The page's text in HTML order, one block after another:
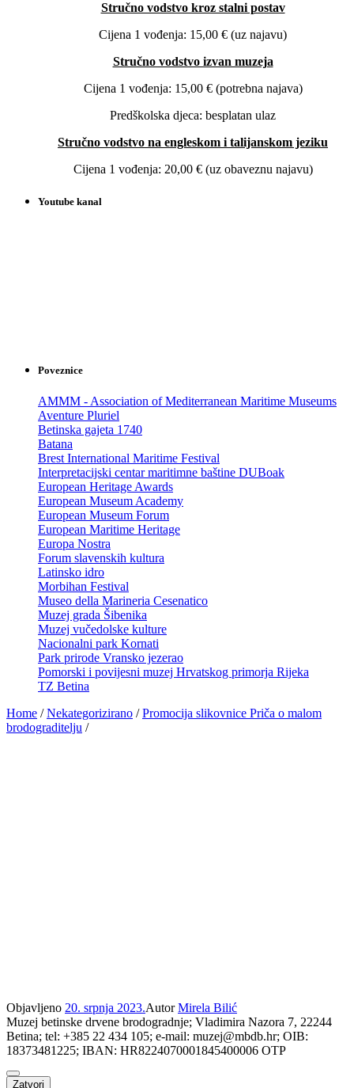
Stručno vodstvo kroz stalni postav
Cijena 1 vođenja: 15,00 € (uz najavu)
Stručno vodstvo izvan muzeja
Cijena 1 vođenja: 15,00 € (potrebna najava)
Predškolska djeca: besplatan ulaz
Stručno vodstvo na engleskom i talijanskom jeziku
Cijena 1 vođenja: 20,00 € (uz obaveznu najavu)
Youtube kanal
Poveznice
AMMM - Association of Mediterranean Maritime Museums
Aventure Pluriel
Betinska gajeta 1740
Batana
Brest International Maritime Festival
Interpretacijski centar maritimne baštine DUBoak
European Heritage Awards
European Museum Academy
European Museum Forum
European Maritime Heritage
Europa Nostra
Forum slavenskih kultura
Latinsko idro
Morbihan Festival
Museo della Marineria Cesenatico
Muzej grada Šibenika
Muzej vučedolske kulture
Nacionalni park Kornati
Park prirode Vransko jezerao
Pomorski i povijesni muzej Hrvatskog primorja Rijeka
TZ Betina
Home /Nekategorizirano /Promocija slikovnice Priča o malom
brodograditelju /
Objavljeno 20. srpnja 2023.AutorMirela Bilić
Muzej betinske drvene brodogradnje; Vladimira Nazora 7, 22244
Betina; tel: +385 22 434 105; e-mail: muzej@mbdb.hr; OIB:
18373481225; IBAN: HR8224070001845400006 OTP
Zatvori